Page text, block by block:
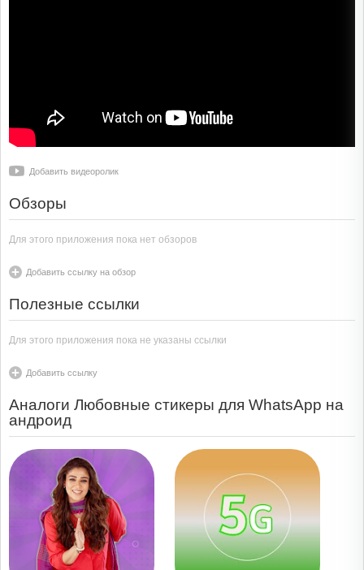
Добавить видеоролик
Обзоры
Для этого приложения пока нет обзоров
Добавить ссылку на обзор
Полезные ссылки
Для этого приложения пока не указаны ссылки
Добавить ссылку
Аналоги Любовные стикеры для WhatsApp на
андроид